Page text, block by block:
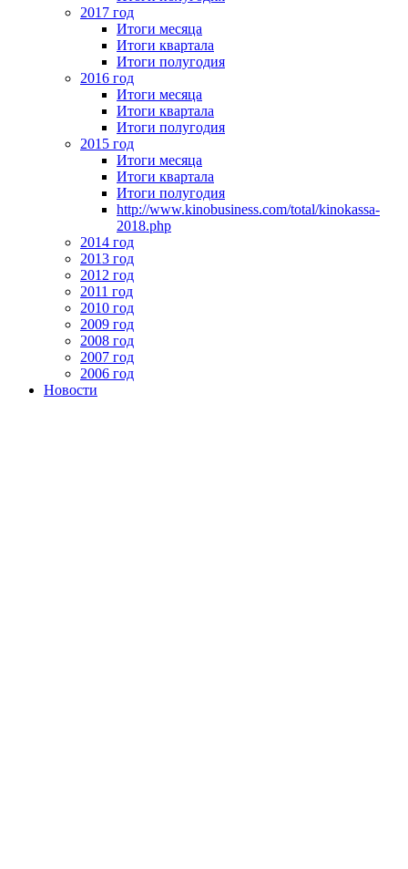
2017 год
Итоги месяца
Итоги квартала
Итоги полугодия
2016 год
Итоги месяца
Итоги квартала
Итоги полугодия
2015 год
Итоги месяца
Итоги квартала
Итоги полугодия
http://www.kinobusiness.com/total/kinokassa-
2018.php
2014 год
2013 год
2012 год
2011 год
2010 год
2009 год
2008 год
2007 год
2006 год
Новости